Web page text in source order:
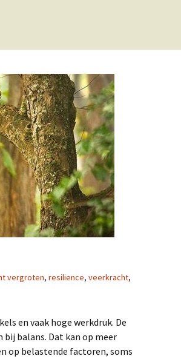
vergroten, resilience, veerkracht,
en vaak hoge werkdruk. De
balans. Dat kan op meer
op belastende factoren, soms